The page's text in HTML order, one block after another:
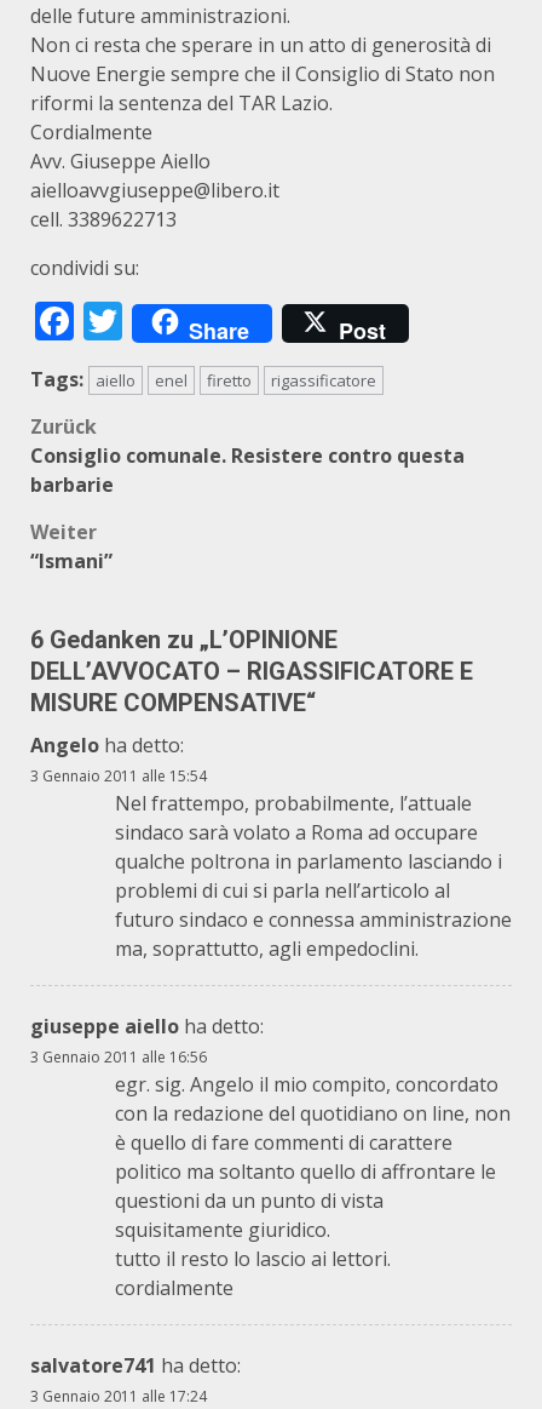
delle future amministrazioni.
Non ci resta che sperare in un atto di generosità di
Nuove Energie sempre che il Consiglio di Stato non
riformi la sentenza del TAR Lazio.
Cordialmente
Avv. Giuseppe Aiello
aielloavvgiuseppe@libero.it
cell. 3389622713
condividi su:
Facebook
Twitter
Share Post
Tags: aiello enel firetto rigassificatore
Beitragsnavigation
Zurück
Consiglio comunale. Resistere contro questa
barbarie
Weiter
“Ismani”
6 Gedanken zu „L’OPINIONE
DELL’AVVOCATO – RIGASSIFICATORE E
MISURE COMPENSATIVE“
Angelo ha detto:
3 Gennaio 2011 alle 15:54
Nel frattempo, probabilmente, l’attuale
sindaco sarà volato a Roma ad occupare
qualche poltrona in parlamento lasciando i
problemi di cui si parla nell’articolo al
futuro sindaco e connessa amministrazione
ma, soprattutto, agli empedoclini.
giuseppe aiello ha detto:
3 Gennaio 2011 alle 16:56
egr. sig. Angelo il mio compito, concordato
con la redazione del quotidiano on line, non
è quello di fare commenti di carattere
politico ma soltanto quello di affrontare le
questioni da un punto di vista
squisitamente giuridico.
tutto il resto lo lascio ai lettori.
cordialmente
salvatore741 ha detto:
3 Gennaio 2011 alle 17:24